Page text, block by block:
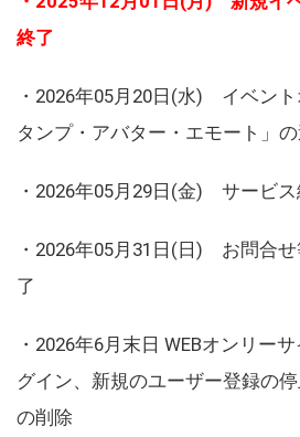
終了
・2026年05月20日(水) イベン
タンプ・アバター・エモート」
・2026年05月29日(金) サービス
・2026年05月31日(日) お問合
了
・2026年6月末日 WEBオンリー
グイン、新規のユーザー登録の
の削除